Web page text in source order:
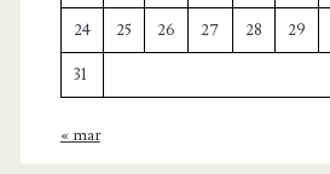
24 25 26 27 28 29
31
« mar